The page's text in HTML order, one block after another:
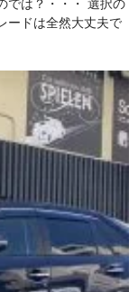
では？・・・ 選択の
ードは全然大丈夫で